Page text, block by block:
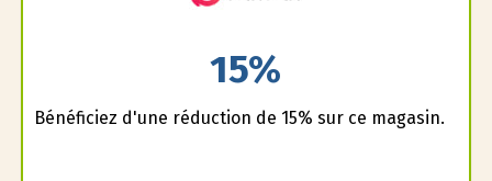
15%
Bénéficiez d'une réduction de 15% sur ce magasin.